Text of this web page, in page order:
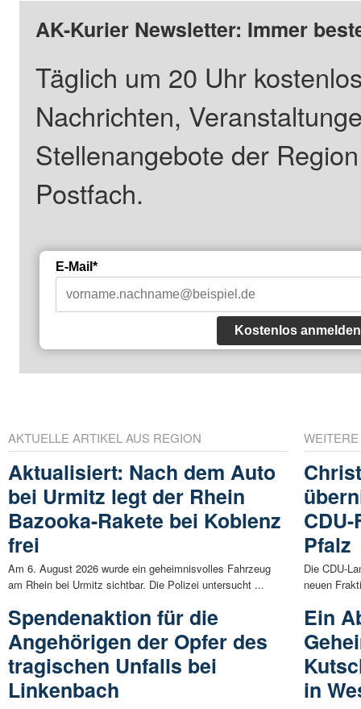
AK-Kurier Newsletter: Immer
Täglich um 20 Uhr
Nachrichten,
Stellenangebote der
Postfach.
E-Mail*
Kostenlos anmelden
AKTUELLE ARTIKEL AUS REGION
Aktualisiert: Nach dem Auto
bei Urmitz legt der Rhein
Bazooka-Rakete bei Koblenz
frei
Am 6. August 2026 wurde ein geheimnisvolles Fahrzeug
am Rhein bei Urmitz sichtbar. Die Polizei untersucht ...
Spendenaktion für die
Angehörigen der Opfer des
tragischen Unfalls bei
Linkenbach
Pfalz
Die CDU-
neuen
Ein
in